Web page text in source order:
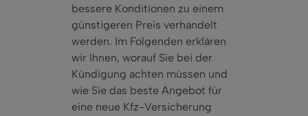
bessere Konditionen zu einem
günstigeren Preis verhandelt
werden. Im Folgenden erklären
wir Ihnen, worauf Sie bei der
Kündigung achten müssen und
wie Sie das beste Angebot für
eine neue Kfz-Versicherung